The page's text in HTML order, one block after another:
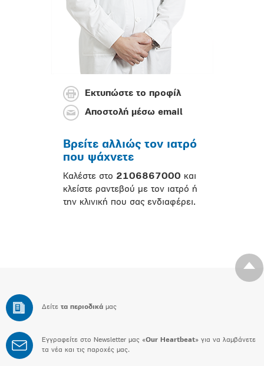
Εκτυπώστε το προφίλ
Αποστολή μέσω email
Βρείτε αλλιώς τον ιατρό
που ψάχνετε
Καλέστε στο 2106867000 και
κλείστε ραντεβού με τον ιατρό ή
την κλινική που σας ενδιαφέρει.
Δείτε τα περιοδικά μας
Εγγραφείτε στο Newsletter μας «Our Heartbeat» για να λαμβάνετε
τα νέα και τις παροχές μας.